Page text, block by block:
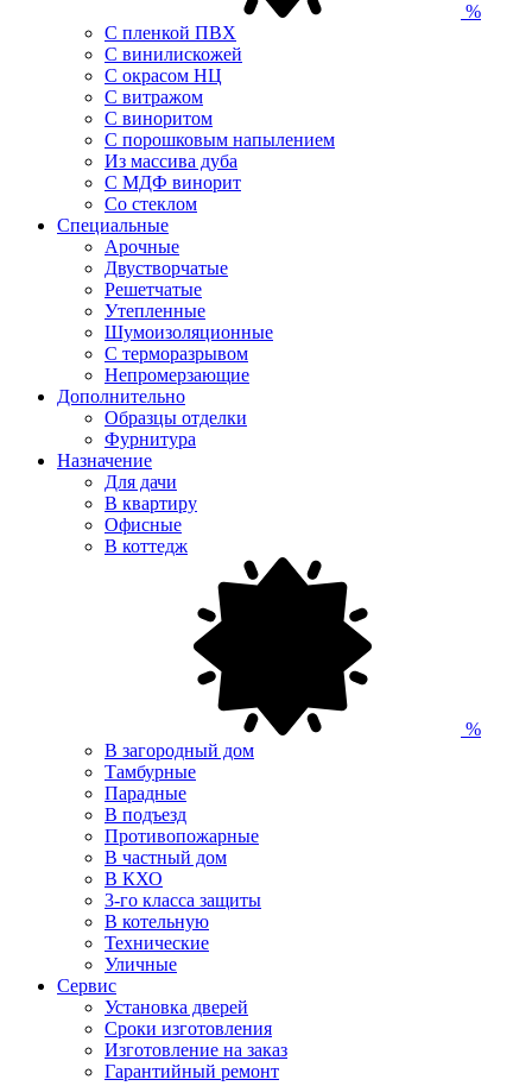
%
С пленкой ПВХ
С винилискожей
С окрасом НЦ
С витражом
С виноритом
С порошковым напылением
Из массива дуба
С МДФ винорит
Со стеклом
Специальные
Арочные
Двустворчатые
Решетчатые
Утепленные
Шумоизоляционные
С терморазрывом
Непромерзающие
Дополнительно
Образцы отделки
Фурнитура
Назначение
Для дачи
В квартиру
Офисные
В коттедж
%
В загородный дом
Тамбурные
Парадные
В подъезд
Противопожарные
В частный дом
В КХО
3-го класса защиты
В котельную
Технические
Уличные
Сервис
Установка дверей
Сроки изготовления
Изготовление на заказ
Гарантийный ремонт